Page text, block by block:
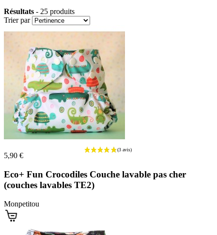
Résultats - 25 produits
Trier par
5,90 €
Eco+ Fun Crocodiles Couche lavable pas cher
(couches lavables TE2)
Monpetitou